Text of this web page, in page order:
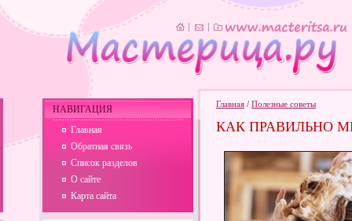
Главная / Полезные советы
КАК ПРАВИЛЬНО
НАВИГАЦИЯ
Главная
Обратная связь
Список разделов
О сайте
Карта сайта